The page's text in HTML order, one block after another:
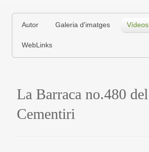
Autor Galeria d'imatges Vídeos
WebLinks
La Barraca no.480 del
Cementiri